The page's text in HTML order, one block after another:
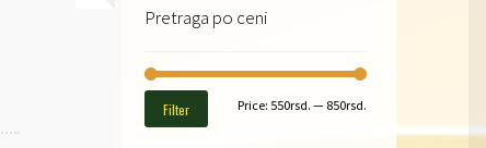
Pretraga po ceni
Min
Max
Filter Price: 550rsd. — 850rsd.